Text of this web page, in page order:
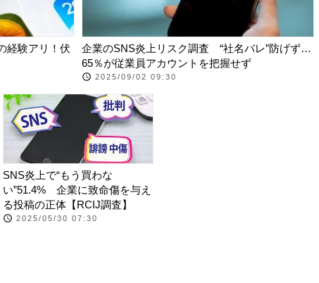
経験アリ！伏
企業のSNS炎上リスク調査 “社名バレ”防げず…
65％が従業員アカウントを把握せず
2025/09/02 09:30
SNS炎上で“もう買わな
い”51.4% 企業に致命傷を与え
る投稿の正体【RCIJ調査】
2025/05/30 07:30